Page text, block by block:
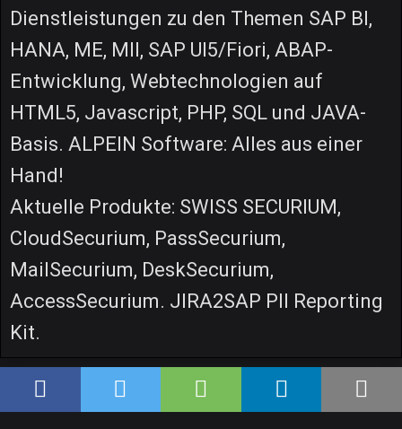
Dienstleistungen zu den Themen SAP BI,
HANA, ME, MII, SAP UI5/Fiori, ABAP-
Entwicklung, Webtechnologien auf
HTML5, Javascript, PHP, SQL und JAVA-
Basis. ALPEIN Software: Alles aus einer
Hand!
Aktuelle Produkte: SWISS SECURIUM,
CloudSecurium, PassSecurium,
MailSecurium, DeskSecurium,
AccessSecurium. JIRA2SAP PII Reporting
Kit.